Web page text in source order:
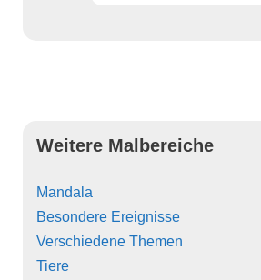
Weitere Malbereiche
Mandala
Besondere Ereignisse
Verschiedene Themen
Tiere